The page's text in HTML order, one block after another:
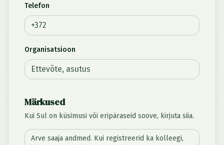
Telefon
Organisatsioon
Märkused
Kui Sul on küsimusi või eripäraseid soove, kirjuta siia.